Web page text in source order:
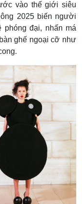
vào thế giới siêu
2025 biến người
phóng đại, nhấn má
ghế ngoại cỡ như